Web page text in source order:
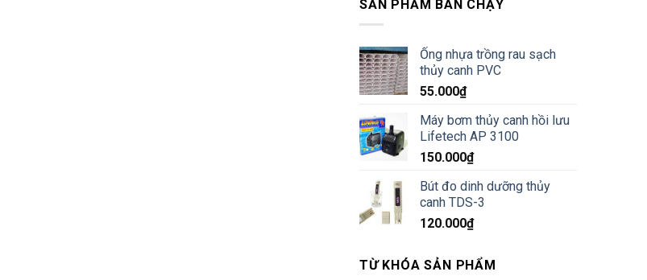
SẢN PHẨM BÁN CHẠY
Ống nhựa trồng rau sạch
thủy canh PVC
55.000₫
Máy bơm thủy canh hồi lưu
Lifetech AP 3100
150.000₫
Bút đo dinh dưỡng thủy
canh TDS-3
120.000₫
TỪ KHÓA SẢN PHẨM